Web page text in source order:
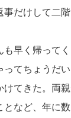
だけして二
も早く帰って
てちょうだい
けてきた。両
など、年に数